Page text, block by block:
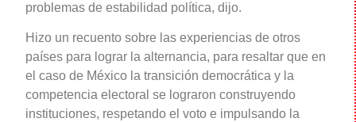
problemas de estabilidad política, dijo.
Hizo un recuento sobre las experiencias de otros
países para lograr la alternancia, para resaltar que en
el caso de México la transición democrática y la
competencia electoral se lograron construyendo
instituciones, respetando el voto e impulsando la